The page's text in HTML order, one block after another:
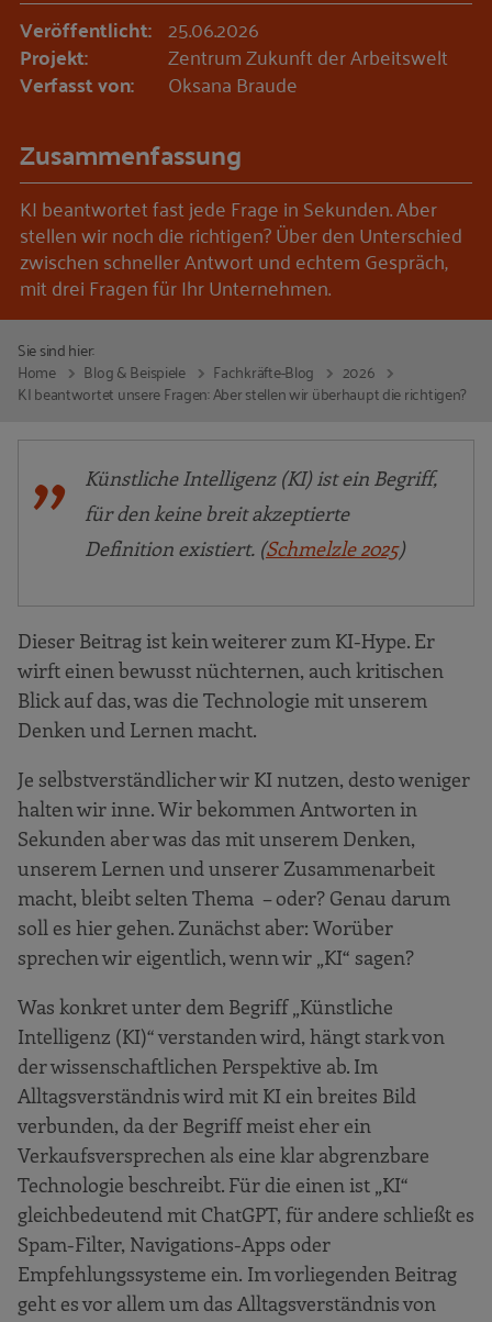
Veröffentlicht: 25.06.2026
Projekt: Zentrum Zukunft der Arbeitswelt
Verfasst von: Oksana Braude
Zusammenfassung
KI beantwortet fast jede Frage in Sekunden. Aber
stellen wir noch die richtigen? Über den Unterschied
zwischen schneller Antwort und echtem Gespräch,
mit drei Fragen für Ihr Unternehmen.
Sie sind hier:
Home
Blog & Beispiele Fachkräfte-Blog
2026
KI beantwortet unsere Fragen: Aber stellen wir überhaupt die richtigen?
Künstliche Intelligenz (KI) ist ein Begriff,
für den keine breit akzeptierte
Definition existiert. (Schmelzle 2025)
Dieser Beitrag ist kein weiterer zum KI-Hype. Er
wirft einen bewusst nüchternen, auch kritischen
Blick auf das, was die Technologie mit unserem
Denken und Lernen macht.
Je selbstverständlicher wir KI nutzen, desto weniger
halten wir inne. Wir bekommen Antworten in
Sekunden aber was das mit unserem Denken,
unserem Lernen und unserer Zusammenarbeit
macht, bleibt selten Thema – oder? Genau darum
soll es hier gehen. Zunächst aber: Worüber
sprechen wir eigentlich, wenn wir „KI“ sagen?
Was konkret unter dem Begriff „Künstliche
Intelligenz (KI)“ verstanden wird, hängt stark von
der wissenschaftlichen Perspektive ab. Im
Alltagsverständnis wird mit KI ein breites Bild
verbunden, da der Begriff meist eher ein
Verkaufsversprechen als eine klar abgrenzbare
Technologie beschreibt. Für die einen ist „KI“
gleichbedeutend mit ChatGPT, für andere schließt es
Spam-Filter, Navigations-Apps oder
Empfehlungssysteme ein. Im vorliegenden Beitrag
geht es vor allem um das Alltagsverständnis von